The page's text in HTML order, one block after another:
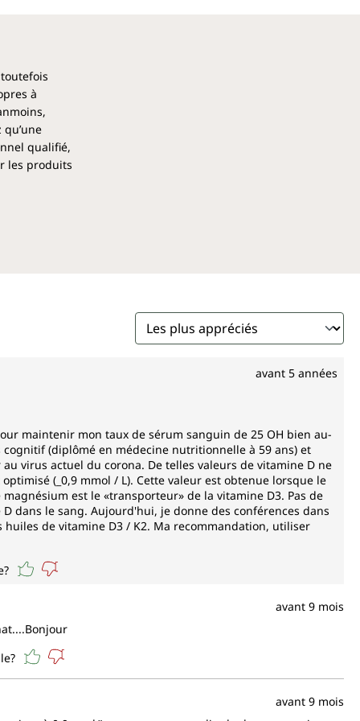
à
qualifié,
les produits
avant 5 années
maintenir mon taux de sérum sanguin de 25 OH bien au-
(diplômé en médecine nutritionnelle à 59 ans) et
virus actuel du corona. De telles valeurs de vitamine D ne
(_0,9 mmol / L). Cette valeur est obtenue lorsque le
est le «transporteur» de la vitamine D3. Pas de
dans le sang. Aujourd'hui, je donne des conférences dans
de vitamine D3 / K2. Ma recommandation, utiliser
avant 9 mois
avant 9 mois